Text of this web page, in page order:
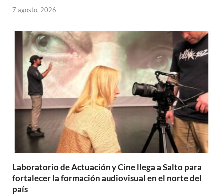
7 agosto, 2026
Laboratorio de Actuación y Cine llega a Salto para
fortalecer la formación audiovisual en el norte del
país